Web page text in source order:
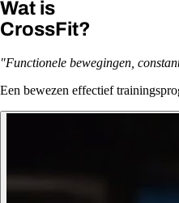
Wat is
CrossFit?
"Functionele bewegingen,
Een bewezen effectief